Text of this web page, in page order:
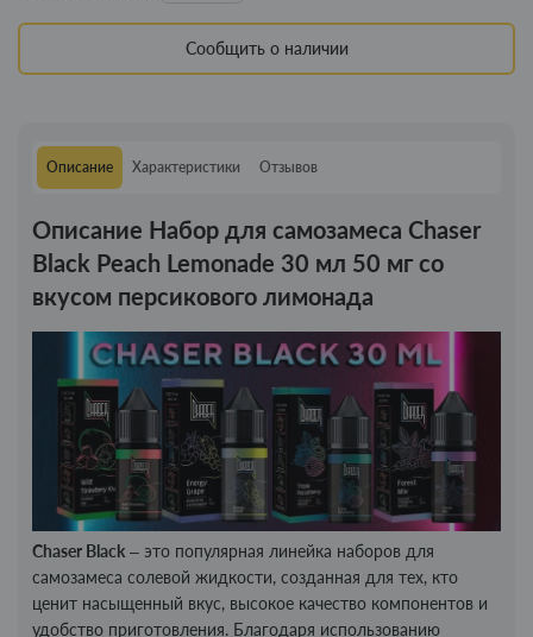
Сообщить о наличии
Описание Характеристики Отзывов
Описание Набор для самозамеса Chaser
Black Peach Lemonade 30 мл 50 мг со
вкусом персикового лимонада
Chaser Black – это популярная линейка наборов для
самозамеса солевой жидкости, созданная для тех, кто
ценит насыщенный вкус, высокое качество компонентов и
удобство приготовления. Благодаря использованию